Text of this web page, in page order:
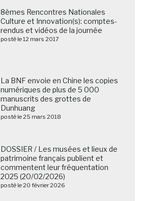
8èmes Rencontres Nationales
Culture et Innovation(s): comptes-
rendus et vidéos de la journée
posté le 12 mars 2017
La BNF envoie en Chine les copies
numériques de plus de 5 000
manuscrits des grottes de
Dunhuang
posté le 25 mars 2018
DOSSIER / Les musées et lieux de
patrimoine français publient et
commentent leur fréquentation
2025 (20/02/2026)
posté le 20 février 2026